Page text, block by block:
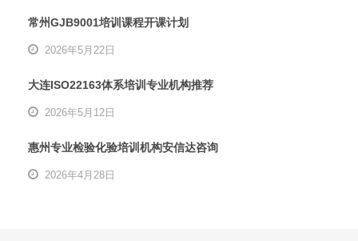
常州GJB9001培训课程开课计划
2026年5月22日
大连ISO22163体系培训专业机构推荐
2026年5月12日
惠州专业检验化验培训机构安信达咨询
2026年4月28日